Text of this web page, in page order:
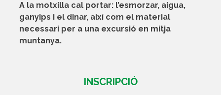
A la motxilla cal portar: l’esmorzar, aigua,
ganyips i el dinar, així com el material
necessari per a una excursió en mitja
muntanya.
INSCRIPCIÓ